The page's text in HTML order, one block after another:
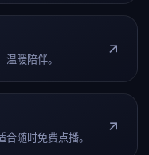
暖陪伴。
随时免费点播。